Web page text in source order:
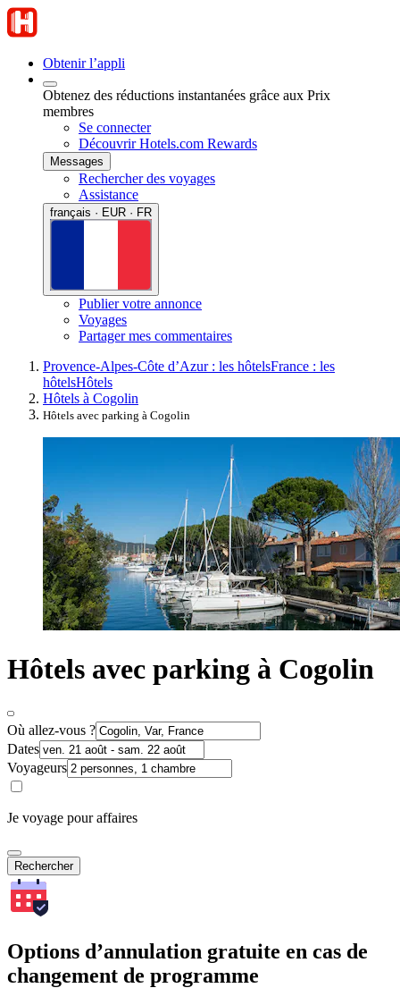
Obtenir l’appli
Obtenez des réductions instantanées grâce aux Prix
membres
Se connecter
Découvrir Hotels.com Rewards
Messages
Rechercher des voyages
Assistance
français · EUR · FR
Publier votre annonce
Voyages
Partager mes commentaires
Provence-Alpes-Côte d’Azur : les hôtelsFrance : les
hôtelsHôtels
Hôtels à Cogolin
Hôtels avec parking à Cogolin
Hôtels avec parking à Cogolin
Où allez-vous ?
Dates
Voyageurs
Je voyage pour affaires
Rechercher
Options d’annulation gratuite en cas de
changement de programme